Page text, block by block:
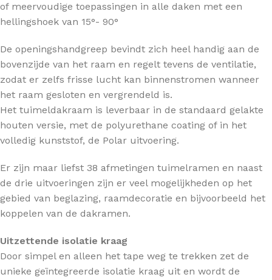
of meervoudige toepassingen in alle daken met een
hellingshoek van 15°- 90°
De openingshandgreep bevindt zich heel handig aan de
bovenzijde van het raam en regelt tevens de ventilatie,
zodat er zelfs frisse lucht kan binnenstromen wanneer
het raam gesloten en vergrendeld is.
Het tuimeldakraam is leverbaar in de standaard gelakte
houten versie, met de polyurethane coating of in het
volledig kunststof, de Polar uitvoering.
Er zijn maar liefst 38 afmetingen tuimelramen en naast
de drie uitvoeringen zijn er veel mogelijkheden op het
gebied van beglazing, raamdecoratie en bijvoorbeeld het
koppelen van de dakramen.
Uitzettende isolatie kraag
Door simpel en alleen het tape weg te trekken zet de
unieke geïntegreerde isolatie kraag uit en wordt de